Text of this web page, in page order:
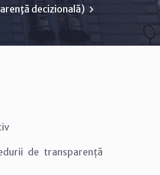
decizională)
de transparență